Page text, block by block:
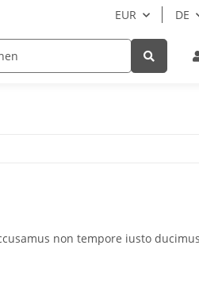
EUR DE
Hersteller
non tempore iusto